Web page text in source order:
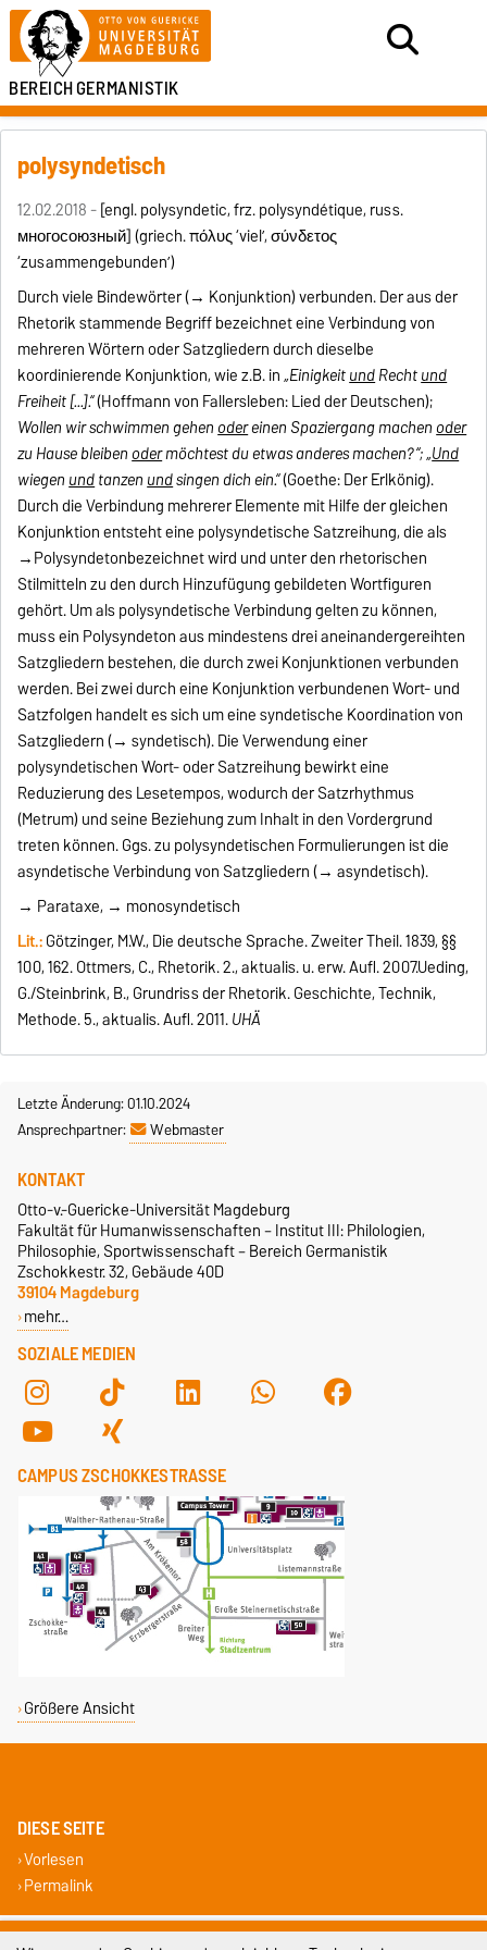
BEREICHGERMANISTIK
polysyndetisch
12.02.2018 -[engl. polysyndetic, frz. polysyndétique, russ.
многосоюзный] (griech.πόλυς ‘viel’, σύνδετος
‘zusammengebunden’)
Durch viele Bindewörter (→ Konjunktion) verbunden. Der aus der
Rhetorik stammende Begriff bezeichnet eine Verbindung von
mehreren Wörtern oder Satzgliedern durch dieselbe
koordinierende Konjunktion, wie z.B. in„EinigkeitundRechtund
Freiheit [...].“(Hoffmann von Fallersleben: Lied der Deutschen);
Wollen wir schwimmen gehen odereinen Spaziergang machen oder
zu Hause bleiben odermöchtest du etwas anderes machen?“; „Und
wiegen undtanzen undsingen dich ein.“(Goethe: Der Erlkönig).
Durch die Verbindung mehrerer Elemente mit Hilfe der gleichen
Konjunktion entsteht eine polysyndetische Satzreihung, die als
→Polysyndetonbezeichnet wird und unter den rhetorischen
Stilmitteln zu den durch Hinzufügung gebildeten Wortfiguren
gehört. Um als polysyndetische Verbindung gelten zu können,
muss ein Polysyndeton aus mindestens drei aneinandergereihten
Satzgliedern bestehen, die durch zwei Konjunktionen verbunden
werden. Bei zwei durch eine Konjunktion verbundenen Wort- und
Satzfolgen handelt es sich um eine syndetische Koordination von
Satzgliedern (→ syndetisch). Die Verwendung einer
polysyndetischen Wort- oder Satzreihung bewirkt eine
Reduzierung des Lesetempos, wodurch der Satzrhythmus
(Metrum) und seine Beziehung zum Inhalt in den Vordergrund
treten können. Ggs. zu polysyndetischen Formulierungen ist die
asyndetische Verbindung von Satzgliedern (→ asyndetisch).
→ Parataxe, → monosyndetisch
Lit.:Götzinger, M.W., Die deutsche Sprache. Zweiter Theil. 1839, §§
100, 162.Ottmers, C., Rhetorik. 2., aktualis. u. erw. Aufl. 2007.Ueding,
G./Steinbrink, B., Grundriss der Rhetorik. Geschichte, Technik,
Methode. 5., aktualis. Aufl. 2011.UHÄ
Letzte Änderung: 01.10.2024
Ansprechpartner:
Webmaster
SOZIALE MEDIEN
KONTAKT
Otto-v.-Guericke-Universität Magdeburg
Fakultät für Humanwissenschaften – Institut III: Philologien,
Philosophie, Sportwissenschaft – Bereich Germanistik
Zschokkestr. 32, Gebäude 40D
39104 Magdeburg
mehr…
CAMPUS ZSCHOKKESTRASSE
Größere Ansicht
DIESE SEITE
Vorlesen
Permalink
Impressum